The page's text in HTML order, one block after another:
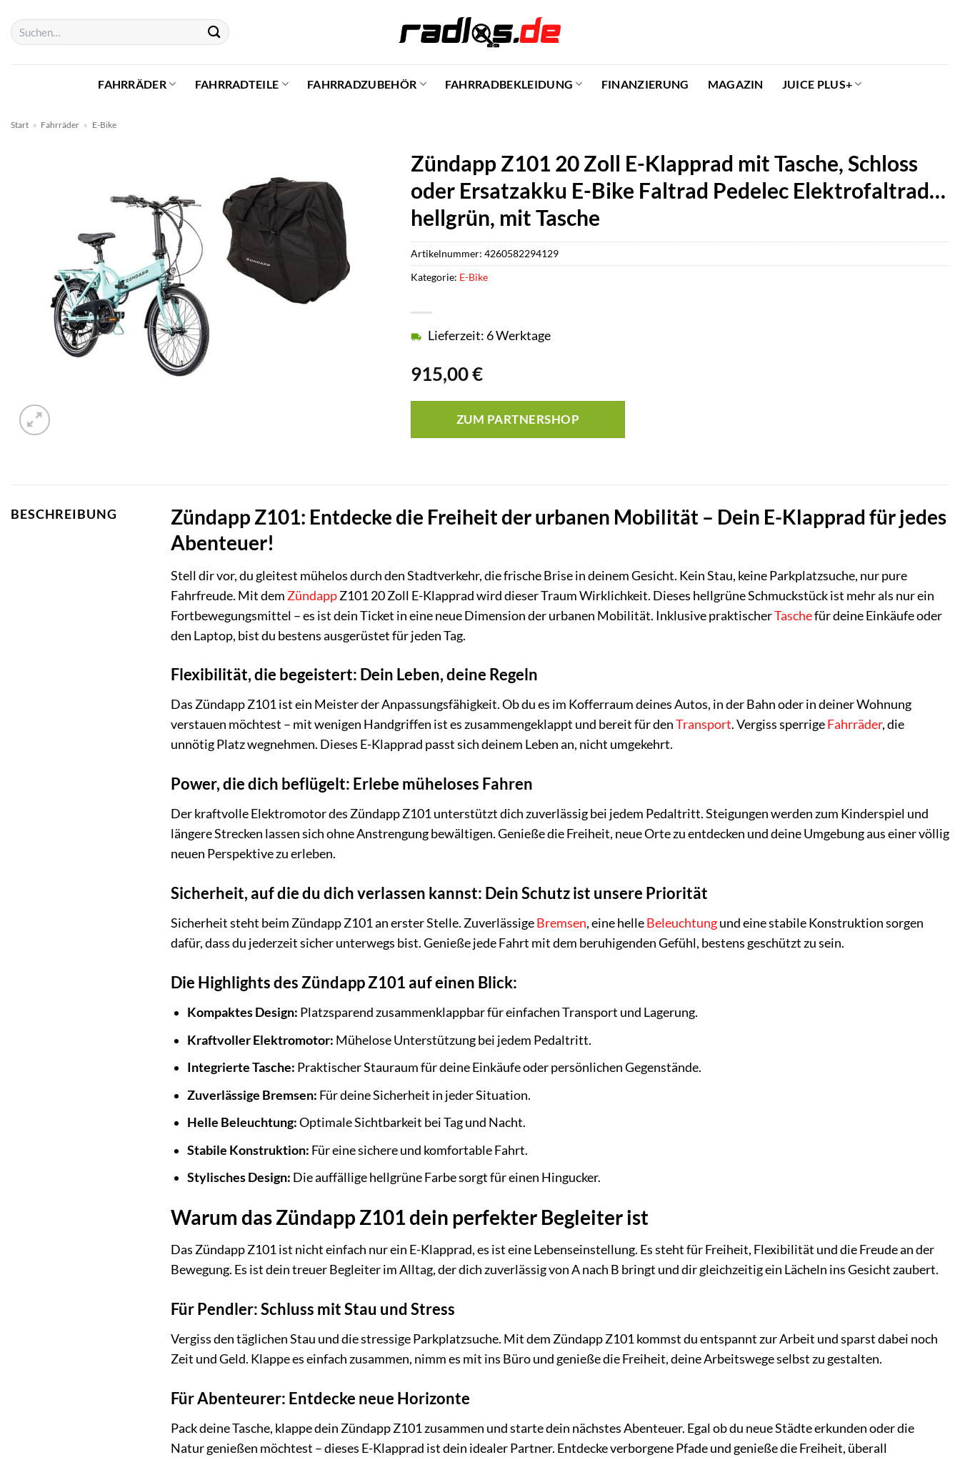
Inhalt
springen
Suchen
nach:
FAHRRÄDER FAHRRADTEILE FAHRRADZUBEHÖR FAHRRADBEKLEIDUNG FINANZIERUNG MAGAZIN JUICE PLUS+
Start » Fahrräder » E-Bike
Zündapp Z101 20 Zoll E-Klapprad mit Tasche, Schloss
oder Ersatzakku E-Bike Faltrad Pedelec Elektrofaltrad…
hellgrün, mit Tasche
915,00€
Lieferzeit: 6 Werktage
ZUM PARTNERSHOP
Artikelnummer: 4260582294129
Kategorie: E-Bike
BESCHREIBUNG
Zündapp Z101: Entdecke die Freiheit der urbanen Mobilität – Dein E-Klapprad für jedes
Abenteuer!
Stell dir vor, du gleitest mühelos durch den Stadtverkehr, die frische Brise in deinem Gesicht. Kein Stau, keine Parkplatzsuche, nur pure
Fahrfreude. Mit dem ZündappZ101 20 Zoll E-Klapprad wird dieser Traum Wirklichkeit. Dieses hellgrüne Schmuckstück ist mehr als nur ein
Fortbewegungsmittel – es ist dein Ticket in eine neue Dimension der urbanen Mobilität. Inklusive praktischerTaschefür deine Einkäufe oder
den Laptop, bist du bestens ausgerüstet für jeden Tag.
Flexibilität, die begeistert: Dein Leben, deine Regeln
Das Zündapp Z101 ist ein Meister der Anpassungsfähigkeit. Ob du es im Kofferraum deines Autos, in der Bahn oder in deiner Wohnung
verstauen möchtest – mit wenigen Handgriffen ist es zusammengeklappt und bereit für denTransport. Vergiss sperrigeFahrräder, die
unnötig Platz wegnehmen. Dieses E-Klapprad passt sich deinem Leben an, nicht umgekehrt.
Power, die dich beflügelt: Erlebe müheloses Fahren
Der kraftvolle Elektromotor des Zündapp Z101 unterstützt dich zuverlässig bei jedem Pedaltritt. Steigungen werden zum Kinderspiel und
längere Strecken lassen sich ohne Anstrengung bewältigen. Genieße die Freiheit, neue Orte zu entdecken und deine Umgebung aus einer völlig
neuen Perspektive zu erleben.
Sicherheit, auf die du dich verlassen kannst: Dein Schutz ist unsere Priorität
Sicherheit steht beim Zündapp Z101 an erster Stelle. ZuverlässigeBremsen, eine helleBeleuchtungund eine stabile Konstruktion sorgen
dafür, dass du jederzeit sicher unterwegs bist. Genieße jede Fahrt mit dem beruhigenden Gefühl, bestens geschützt zu sein.
Die Highlights des Zündapp Z101 auf einen Blick:
Kompaktes Design: Platzsparend zusammenklappbar für einfachen Transport und Lagerung.
Kraftvoller Elektromotor: Mühelose Unterstützung bei jedem Pedaltritt.
Integrierte Tasche: Praktischer Stauraum für deine Einkäufe oder persönlichen Gegenstände.
Zuverlässige Bremsen: Für deine Sicherheit in jeder Situation.
Helle Beleuchtung:Optimale Sichtbarkeit bei Tag und Nacht.
Stabile Konstruktion: Für eine sichere und komfortable Fahrt.
Stylisches Design: Die auffällige hellgrüne Farbe sorgt für einen Hingucker.
Warum das Zündapp Z101 dein perfekter Begleiter ist
Das Zündapp Z101 ist nicht einfach nur ein E-Klapprad, es ist eine Lebenseinstellung. Es steht für Freiheit, Flexibilität und die Freude an der
Bewegung. Es ist dein treuer Begleiter im Alltag, der dich zuverlässig von A nach B bringt und dir gleichzeitig ein Lächeln ins Gesicht zaubert.
Für Pendler: Schluss mit Stau und Stress
Vergiss den täglichen Stau und die stressige Parkplatzsuche. Mit dem Zündapp Z101 kommst du entspannt zur Arbeit und sparst dabei noch
Zeit und Geld. Klappe es einfach zusammen, nimm es mit ins Büro und genieße die Freiheit, deine Arbeitswege selbst zu gestalten.
Für Abenteurer: Entdecke neue Horizonte
Pack deine Tasche, klappe dein Zündapp Z101 zusammen und starte dein nächstes Abenteuer. Egal ob du neue Städte erkunden oder die
Natur genießen möchtest – dieses E-Klapprad ist dein idealer Partner. Entdecke verborgene Pfade und genieße die Freiheit, überall